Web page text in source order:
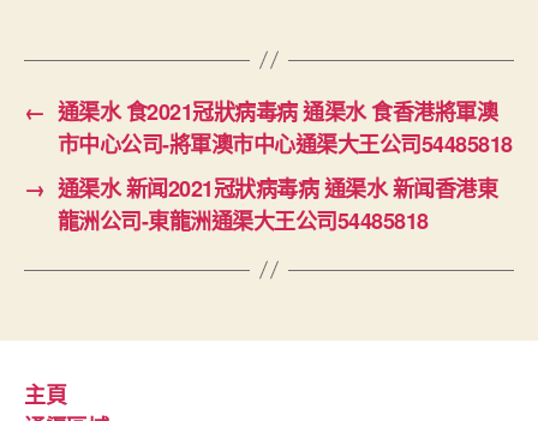
← 通渠水 食2021冠狀病毒病 通渠水 食香港將軍澳
市中心公司-將軍澳市中心通渠大王公司54485818
→ 通渠水 新闻2021冠狀病毒病 通渠水 新闻香港東
龍洲公司-東龍洲通渠大王公司54485818
主頁